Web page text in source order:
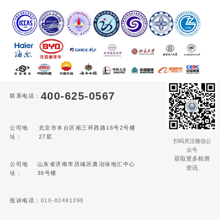
联系电话： 400-625-0567
公司地
址：
北京市丰台区南三环西路16号2号楼
27层
公司地
址：
山东省济南市历城区唐冶绿地汇中心
36号楼
投诉电话： 010-82491398
扫码关注微信公
众号
获取更多检测
资讯